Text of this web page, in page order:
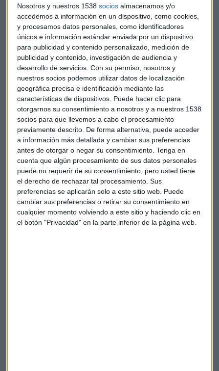
Nosotros y nuestros 1538 socios almacenamos y/o
accedemos a información en un dispositivo, como cookies,
y procesamos datos personales, como identificadores
únicos e información estándar enviada por un dispositivo
para publicidad y contenido personalizado, medición de
publicidad y contenido, investigación de audiencia y
desarrollo de servicios. Con su permiso, nosotros y
nuestros socios podemos utilizar datos de localización
geográfica precisa e identificación mediante las
características de dispositivos. Puede hacer clic para
otorgarnos su consentimiento a nosotros y a nuestros 1538
socios para que llevemos a cabo el procesamiento
previamente descrito. De forma alternativa, puede acceder
a información más detallada y cambiar sus preferencias
antes de otorgar o negar su consentimiento. Tenga en
cuenta que algún procesamiento de sus datos personales
puede no requerir de su consentimiento, pero usted tiene
el derecho de rechazar tal procesamiento. Sus
preferencias se aplicarán solo a este sitio web. Puede
cambiar sus preferencias o retirar su consentimiento en
cualquier momento volviendo a este sitio y haciendo clic en
el botón "Privacidad" en la parte inferior de la página web.
El grupo Santander espera que ambas operaciones tengan
un impacto positivo de unos 10 puntos básicos, en su ratio
de capital de máxima calidad CET 1 "fully loaded". Además,
asegura que estas operaciones no generan "impactos
significativos" en los resultados del grupo.
Santander estima que el cierre de estas operaciones se
producirá en el segundo semestre de 2018. Aunque todavía
están sometidas a las autorizaciones regulatorias